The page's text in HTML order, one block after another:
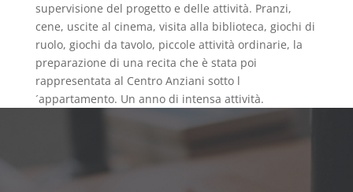
supervisione del progetto e delle attività. Pranzi,
cene, uscite al cinema, visita alla biblioteca, giochi di
ruolo, giochi da tavolo, piccole attività ordinarie, la
preparazione di una recita che è stata poi
rappresentata al Centro Anziani sotto l
´appartamento. Un anno di intensa attività.